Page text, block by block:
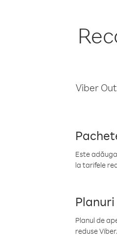
Viber
Este
la tarifele
Planul de
reduse Viber.